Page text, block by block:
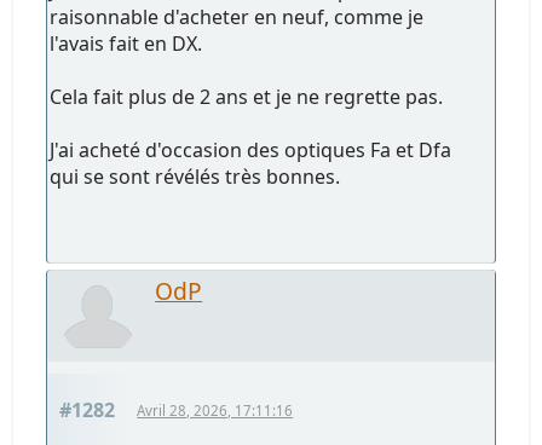
raisonnable d'acheter en neuf, comme je
l'avais fait en DX.
Cela fait plus de 2 ans et je ne regrette pas.
J'ai acheté d'occasion des optiques Fa et Dfa
qui se sont révélés très bonnes.
OdP
#1282 Avril 28, 2026, 17:11:16